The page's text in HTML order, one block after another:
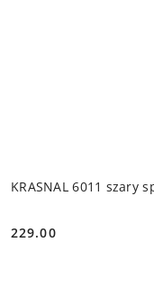
KRASNAL 6011 szary
Cena:
229.00